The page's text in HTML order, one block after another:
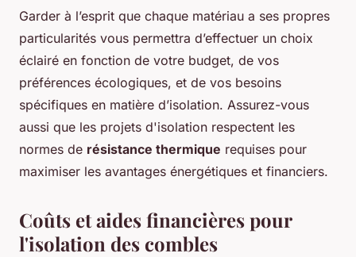
Garder à l’esprit que chaque matériau a ses propres
particularités vous permettra d’effectuer un choix
éclairé en fonction de votre budget, de vos
préférences écologiques, et de vos besoins
spécifiques en matière d’isolation. Assurez-vous
aussi que les projets d'isolation respectent les
normes de résistance thermique requises pour
maximiser les avantages énergétiques et financiers.
Coûts et aides financières pour
l'isolation des combles